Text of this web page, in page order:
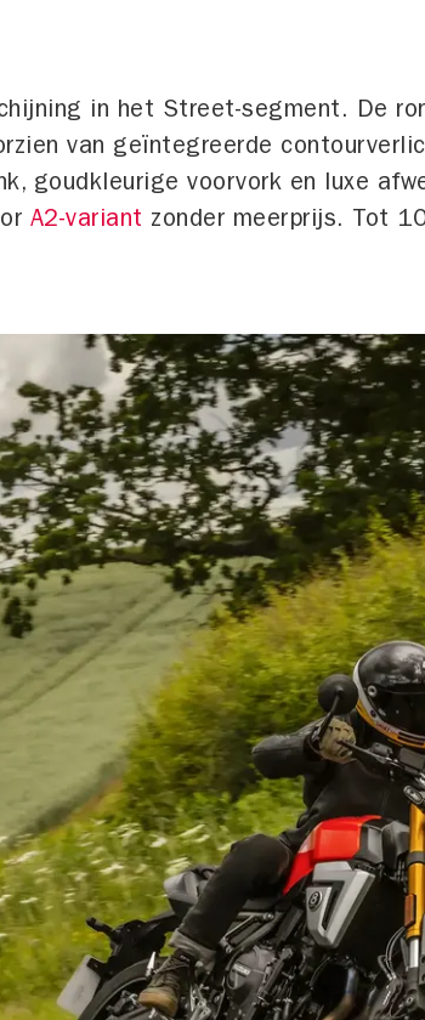
in het Street-segment. De
van geïntegreerde
goudkleurige voorvork en luxe
A2-variant zonder meerprijs. Tot